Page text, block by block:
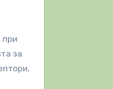
при
за